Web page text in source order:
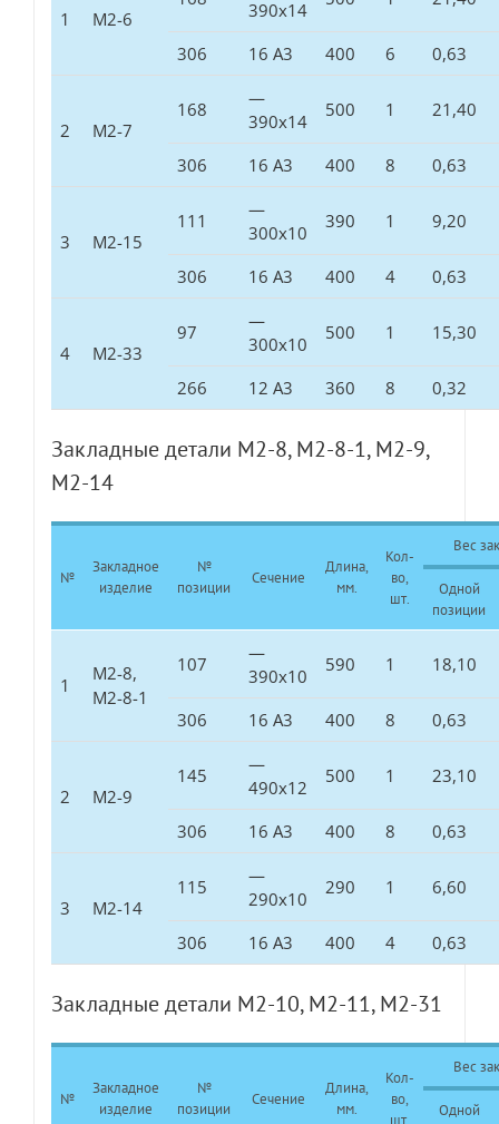
1 М2-6
390х14
306 16 А3 400 6 0,63
2 М2-7
168
—
390х14
500 1 21,40
306 16 А3 400 8 0,63
3 М2-15
111
—
300х10
390 1 9,20
306 16 А3 400 4 0,63
4 М2-33
97
—
300х10
500 1 15,30
266 12 А3 360 8 0,32
Закладные детали М2-8, М2-8-1, М2-9,
М2-14
№
Закладное
изделие
№
позиции
Сечение
Длина,
мм.
Кол-
во,
шт.
Вес
Одной
позиции
1
М2-8,
М2-8-1
107
—
390х10
590 1 18,10
306 16 А3 400 8 0,63
2 М2-9
145
—
490х12
500 1 23,10
306 16 А3 400 8 0,63
3 М2-14
115
—
290х10
290 1 6,60
306 16 А3 400 4 0,63
Закладные детали М2-10, М2-11, М2-31
№
Закладное
изделие
№
позиции
Сечение
Длина,
мм.
Кол-
во,
шт.
Вес
Одной